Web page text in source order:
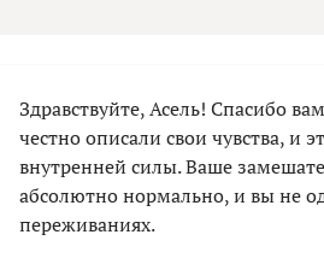
Здравствуйте, Асель! Спасибо
честно описали свои чувства, и
внутренней силы. Ваше
абсолютно нормально, и вы не
переживаниях.